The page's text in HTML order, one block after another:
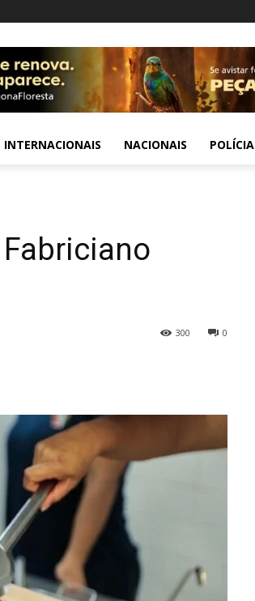
INTERNACIONAIS NACIONAIS POLÍCIA
0
300